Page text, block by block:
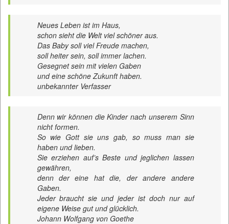
Neues Leben ist im Haus,
schon sieht die Welt viel schöner aus.
Das Baby soll viel Freude machen,
soll heiter sein, soll immer lachen.
Gesegnet sein mit vielen Gaben
und eine schöne Zukunft haben.
unbekannter Verfasser
Denn wir können die Kinder nach unserem Sinn
nicht formen.
So wie Gott sie uns gab, so muss man sie
haben und lieben.
Sie erziehen auf’s Beste und jeglichen lassen
gewähren,
denn der eine hat die, der andere andere
Gaben.
Jeder braucht sie und jeder ist doch nur auf
eigene Weise gut und glücklich.
Johann Wolfgang von Goethe